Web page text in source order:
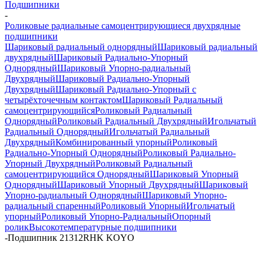
Подшипники
-
Роликовые радиальные самоцентрирующиеся двухрядные
подшипники
Шариковый радиальный однорядныйШариковый радиальный
двухрядныйШариковый Радиально-Упорный
ОднорядныйШариковый Упорно-радиальный
ДвухрядныйШариковый Радиально-Упорный
ДвухрядныйШариковый Радиально-Упорный с
четырёхточечным контактомШариковый Радиальный
самоцентрирующийсяРоликовый Радиальный
ОднорядныйРоликовый Радиальный ДвухрядныйИгольчатый
Радиальный ОднорядныйИгольчатый Радиальный
ДвухрядныйКомбинированный упорныйРоликовый
Радиально-Упорный ОднорядныйРоликовый Радиально-
Упорный ДвухрядныйРоликовый Радиальный
самоцентрирующийся ОднорядныйШариковый Упорный
ОднорядныйШариковый Упорный ДвухрядныйШариковый
Упорно-радиальный ОднорядныйШариковый Упорно-
радиальный спаренныйРоликовый УпорныйИгольчатый
упорныйРоликовый Упорно-РадиальныйОпорный
роликВысокотемпературные подшипники
-Подшипник 21312RHK KOYO